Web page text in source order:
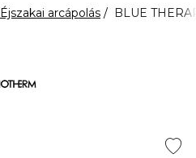
Éjszakai arcápolás BLUE